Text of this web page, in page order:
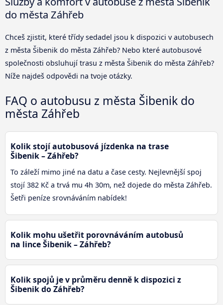
do města Záhřeb
Chceš zjistit, které třídy sedadel jsou k dispozici v autobusech
z města Šibenik do města Záhřeb? Nebo které autobusové
společnosti obsluhují trasu z města Šibenik do města Záhřeb?
Níže najdeš odpovědi na tvoje otázky.
FAQ o autobusu z města Šibenik do
města Záhřeb
Kolik stojí autobusová jízdenka na trase
Šibenik – Záhřeb?
To záleží mimo jiné na datu a čase cesty. Nejlevnější spoj
stojí 382 Kč a trvá mu 4h 30m, než dojede do města Záhřeb.
Šetři peníze srovnáváním nabídek!
Kolik mohu ušetřit porovnáváním autobusů
na lince Šibenik – Záhřeb?
Kolik spojů je v průměru denně k dispozici z
Šibenik do Záhřeb?